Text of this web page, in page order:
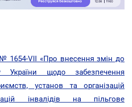
1654-VII «Про внесення змін до
України щодо забезпечення
установ та організацій
інвалідів на пільгове